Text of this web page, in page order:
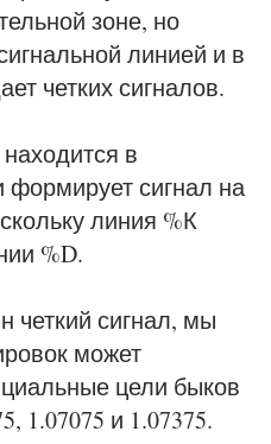
зоне, но
линией и в
четких сигналов.
в
формирует сигнал на
линия %К
%D.
четкий сигнал, мы
может
цели быков
1.07075 и 1.07375.